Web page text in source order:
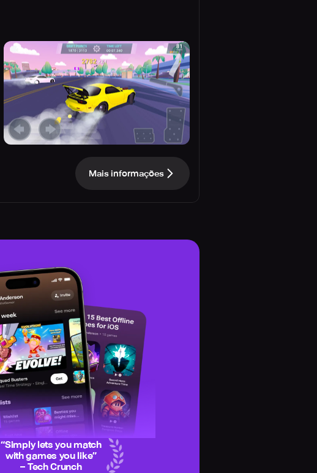
Mais informações
“Simply lets you match
with games you like”
– Tech Crunch